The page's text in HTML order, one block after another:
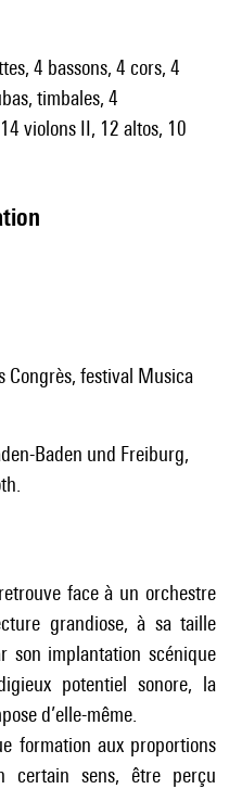
4 bassons, 4 cors, 4
timbales, 4
violons II, 12 altos, 10
Congrès, festival Musica
face à un orchestre
grandiose, à sa taille
son implantation scénique
potentiel sonore, la
d’elle-même.
formation aux proportions
certain sens, être perçu